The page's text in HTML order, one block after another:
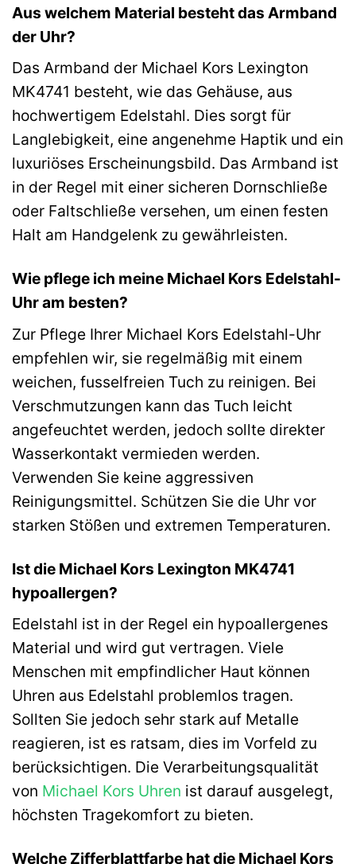
Aus welchem Material besteht das Armband
der Uhr?
Das Armband der Michael Kors Lexington
MK4741 besteht, wie das Gehäuse, aus
hochwertigem Edelstahl. Dies sorgt für
Langlebigkeit, eine angenehme Haptik und ein
luxuriöses Erscheinungsbild. Das Armband ist
in der Regel mit einer sicheren Dornschließe
oder Faltschließe versehen, um einen festen
Halt am Handgelenk zu gewährleisten.
Wie pflege ich meine Michael Kors Edelstahl-
Uhr am besten?
Zur Pflege Ihrer Michael Kors Edelstahl-Uhr
empfehlen wir, sie regelmäßig mit einem
weichen, fusselfreien Tuch zu reinigen. Bei
Verschmutzungen kann das Tuch leicht
angefeuchtet werden, jedoch sollte direkter
Wasserkontakt vermieden werden.
Verwenden Sie keine aggressiven
Reinigungsmittel. Schützen Sie die Uhr vor
starken Stößen und extremen Temperaturen.
Ist die Michael Kors Lexington MK4741
hypoallergen?
Edelstahl ist in der Regel ein hypoallergenes
Material und wird gut vertragen. Viele
Menschen mit empfindlicher Haut können
Uhren aus Edelstahl problemlos tragen.
Sollten Sie jedoch sehr stark auf Metalle
reagieren, ist es ratsam, dies im Vorfeld zu
berücksichtigen. Die Verarbeitungsqualität
von Michael Kors Uhren ist darauf ausgelegt,
höchsten Tragekomfort zu bieten.
Welche Zifferblattfarbe hat die Michael Kors